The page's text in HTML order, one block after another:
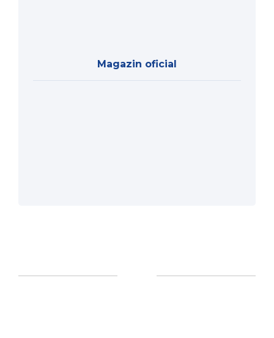
Magazin oficial